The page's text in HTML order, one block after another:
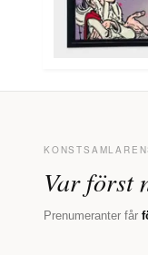
Var först
Prenumeranter får